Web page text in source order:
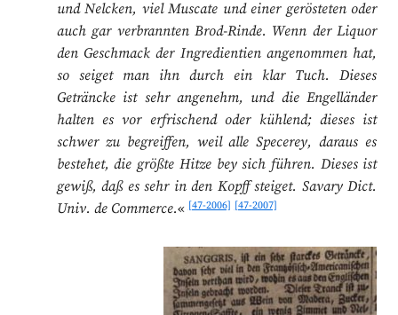
und Nelcken, viel Muscate und einer gerösteten oder
auch gar verbrannten Brod-Rinde. Wenn der Liquor
den Geschmack der Ingredientien angenommen hat,
so seiget man ihn durch ein klar Tuch. Dieses
Geträncke ist sehr angenehm, und die Engelländer
halten es vor erfrischend oder kühlend; dieses ist
schwer zu begreiffen, weil alle Specerey, daraus es
bestehet, die größte Hitze bey sich führen. Dieses ist
gewiß, daß es sehr in den Kopff steiget. Savary Dict.
Univ. de Commerce.«[47-2006] [47-2007]